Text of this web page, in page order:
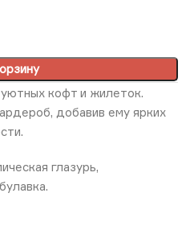
кофт и жилеток.
добавив ему ярких
глазурь,